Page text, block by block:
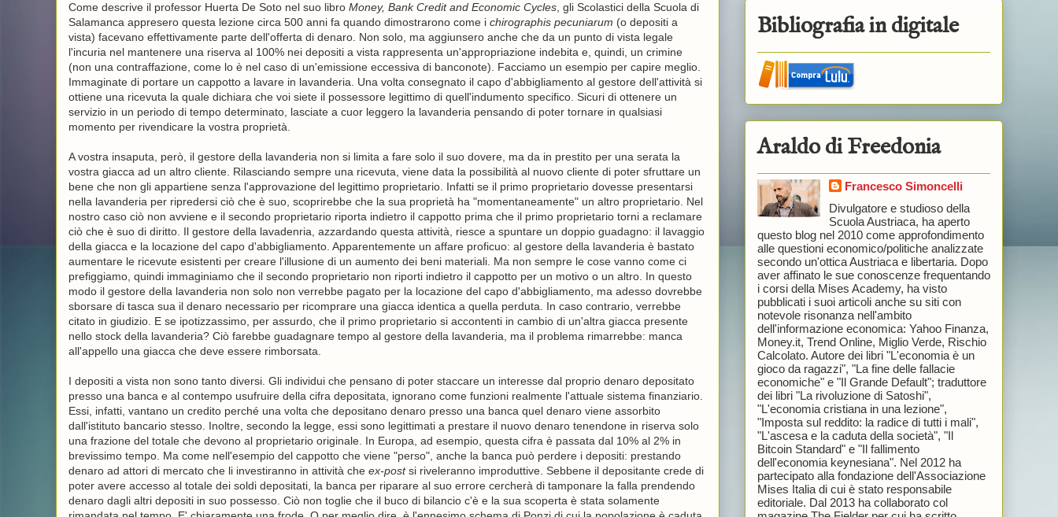
Come descrive il professor Huerta De Soto nel suo libro Money, Bank Credit and Economic Cycles, gli Scolastici della Scuola di
Salamanca appresero questa lezione circa 500 anni fa quando dimostrarono come i chirographis pecuniarum (o depositi a
vista) facevano effettivamente parte dell'offerta di denaro. Non solo, ma aggiunsero anche che da un punto di vista legale
l'incuria nel mantenere una riserva al 100% nei depositi a vista rappresenta un'appropriazione indebita e, quindi, un crimine
(non una contraffazione, come lo è nel caso di un'emissione eccessiva di banconote). Facciamo un esempio per capire meglio.
Immaginate di portare un cappotto a lavare in lavanderia. Una volta consegnato il capo d'abbigliamento al gestore dell'attività si
ottiene una ricevuta la quale dichiara che voi siete il possessore legittimo di quell'indumento specifico. Sicuri di ottenere un
servizio in un periodo di tempo determinato, lasciate a cuor leggero la lavanderia pensando di poter tornare in qualsiasi
momento per rivendicare la vostra proprietà.
A vostra insaputa, però, il gestore della lavanderia non si limita a fare solo il suo dovere, ma da in prestito per una serata la
vostra giacca ad un altro cliente. Rilasciando sempre una ricevuta, viene data la possibilità al nuovo cliente di poter sfruttare un
bene che non gli appartiene senza l'approvazione del legittimo proprietario. Infatti se il primo proprietario dovesse presentarsi
nella lavanderia per ripredersi ciò che è suo, scoprirebbe che la sua proprietà ha "momentaneamente" un altro proprietario. Nel
nostro caso ciò non avviene e il secondo proprietario riporta indietro il cappotto prima che il primo proprietario torni a reclamare
ciò che è suo di diritto. Il gestore della lavadenria, azzardando questa attività, riesce a spuntare un doppio guadagno: il lavaggio
della giacca e la locazione del capo d'abbigliamento. Apparentemente un affare proficuo: al gestore della lavanderia è bastato
aumentare le ricevute esistenti per creare l'illusione di un aumento dei beni materiali. Ma non sempre le cose vanno come ci
prefiggiamo, quindi immaginiamo che il secondo proprietario non riporti indietro il cappotto per un motivo o un altro. In questo
modo il gestore della lavanderia non solo non verrebbe pagato per la locazione del capo d'abbigliamento, ma adesso dovrebbe
sborsare di tasca sua il denaro necessario per ricomprare una giacca identica a quella perduta. In caso contrario, verrebbe
citato in giudizio. E se ipotizzassimo, per assurdo, che il primo proprietario si accontenti in cambio di un'altra giacca presente
nello stock della lavanderia? Ciò farebbe guadagnare tempo al gestore della lavanderia, ma il problema rimarrebbe: manca
all'appello una giacca che deve essere rimborsata.
I depositi a vista non sono tanto diversi. Gli individui che pensano di poter staccare un interesse dal proprio denaro depositato
presso una banca e al contempo usufruire della cifra depositata, ignorano come funzioni realmente l'attuale sistema finanziario.
Essi, infatti, vantano un credito perché una volta che depositano denaro presso una banca quel denaro viene assorbito
dall'istituto bancario stesso. Inoltre, secondo la legge, essi sono legittimati a prestare il nuovo denaro tenendone in riserva solo
una frazione del totale che devono al proprietario originale. In Europa, ad esempio, questa cifra è passata dal 10% al 2% in
brevissimo tempo. Ma come nell'esempio del cappotto che viene "perso", anche la banca può perdere i depositi: prestando
denaro ad attori di mercato che li investiranno in attività che ex-postsi riveleranno improduttive. Sebbene il depositante crede di
poter avere accesso al totale dei soldi depositati, la banca per riparare al suo errore cercherà di tamponare la falla prendendo
denaro dagli altri depositi in suo possesso. Ciò non toglie che il buco di bilancio c'è e la sua scoperta è stata solamente
Bibliografia in digitale
Araldo di Freedonia
Francesco Simoncelli
Divulgatore e studioso della
Scuola Austriaca, ha aperto
questo blog nel 2010 come approfondimento
alle questioni economico/politiche analizzate
secondo un'ottica Austriaca e libertaria. Dopo
aver affinato le sue conoscenze frequentando
i corsi della Mises Academy, ha visto
pubblicati i suoi articoli anche su siti con
notevole risonanza nell'ambito
dell'informazione economica: Yahoo Finanza,
Money.it, Trend Online, Miglio Verde, Rischio
Calcolato. Autore dei libri "L'economia è un
gioco da ragazzi", "La fine delle fallacie
economiche" e "Il Grande Default"; traduttore
dei libri "La rivoluzione di Satoshi",
"L'economia cristiana in una lezione",
"Imposta sul reddito: la radice di tutti i mali",
"L'ascesa e la caduta della società", "Il
Bitcoin Standard" e "Il fallimento
dell'economia keynesiana". Nel 2012 ha
partecipato alla fondazione dell'Associazione
Mises Italia di cui è stato responsabile
editoriale. Dal 2013 ha collaborato col